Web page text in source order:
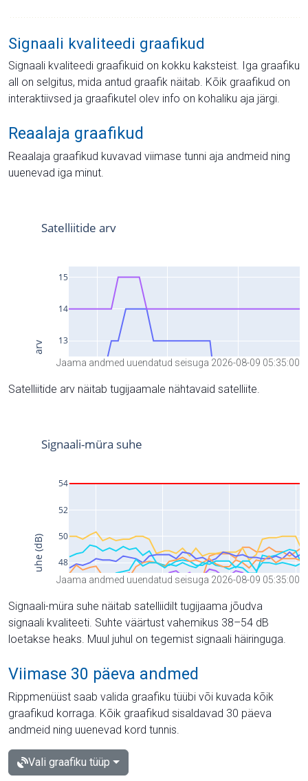
Signaali kvaliteedi graafikud
Signaali kvaliteedi graafikuid on kokku kaksteist. Iga graafiku
all on selgitus, mida antud graafik näitab. Kõik graafikud on
interaktiivsed ja graafikutel olev info on kohaliku aja järgi.
Reaalaja graafikud
Reaalaja graafikud kuvavad viimase tunni aja andmeid ning
uuenevad iga minut.
Jaama andmed uuendatud seisuga 2026-08-09 05:35:00
Satelliitide arv näitab tugijaamale nähtavaid satelliite.
Jaama andmed uuendatud seisuga 2026-08-09 05:35:00
Signaali-müra suhe näitab satelliidilt tugijaama jõudva
signaali kvaliteeti. Suhte väärtust vahemikus 38–54 dB
loetakse heaks. Muul juhul on tegemist signaali häiringuga.
Viimase 30 päeva andmed
Rippmenüüst saab valida graafiku tüübi või kuvada kõik
graafikud korraga. Kõik graafikud sisaldavad 30 päeva
andmeid ning uuenevad kord tunnis.
Vali graafiku tüüp